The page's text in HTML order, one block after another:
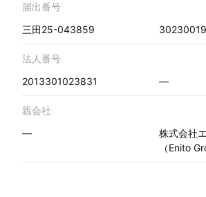
届出番号
三田25-043859
法人番号
2013301023831
—
親会社
—
株式会社
（Enito